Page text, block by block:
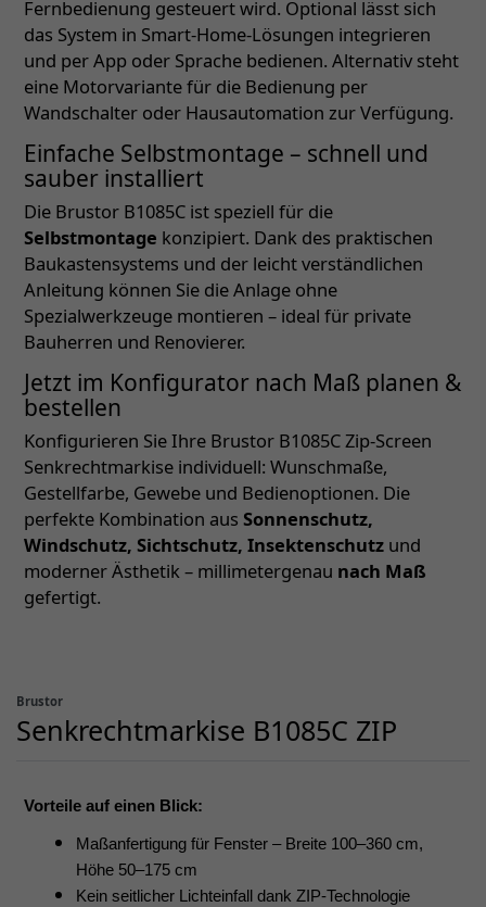
Fernbedienung gesteuert wird. Optional lässt sich
das System in Smart-Home-Lösungen integrieren
und per App oder Sprache bedienen. Alternativ steht
eine Motorvariante für die Bedienung per
Wandschalter oder Hausautomation zur Verfügung.
Einfache Selbstmontage – schnell und
sauber installiert
Die Brustor B1085C ist speziell für die
Selbstmontage konzipiert. Dank des praktischen
Baukastensystems und der leicht verständlichen
Anleitung können Sie die Anlage ohne
Spezialwerkzeuge montieren – ideal für private
Bauherren und Renovierer.
Jetzt im Konfigurator nach Maß planen &
bestellen
Konfigurieren Sie Ihre Brustor B1085C Zip-Screen
Senkrechtmarkise individuell: Wunschmaße,
Gestellfarbe, Gewebe und Bedienoptionen. Die
perfekte Kombination aus Sonnenschutz,
Windschutz, Sichtschutz, Insektenschutz und
moderner Ästhetik – millimetergenau nach Maß
gefertigt.
Brustor
Senkrechtmarkise B1085C ZIP
Vorteile auf einen Blick:
Maßanfertigung für Fenster – Breite 100–360 cm,
Höhe 50–175 cm
Kein seitlicher Lichteinfall dank ZIP-Technologie